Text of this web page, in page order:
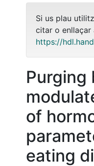
Si us plau
citar o enllaçar
https://
Purging
of
eating